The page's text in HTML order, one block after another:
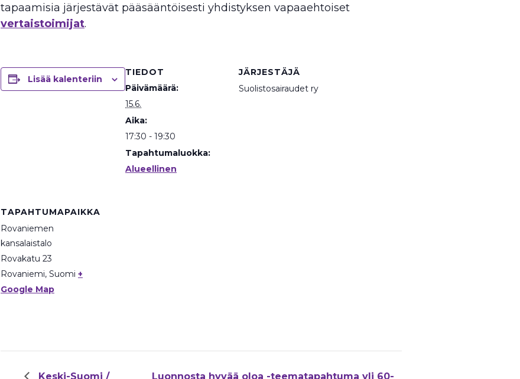
tapaamisia järjestävät pääsääntöisesti yhdistyksen vapaaehtoiset
vertaistoimijat.
Lisää kalenteriin
TIEDOT
Päivämäärä:
15.6.
Aika:
17:30 - 19:30
Tapahtumaluokka:
Alueellinen
JÄRJESTÄJÄ
Suolistosairaudet ry
TAPAHTUMAPAIKKA
Rovaniemen
kansalaistalo
Rovakatu 23
Rovaniemi, Suomi +
Google Map
Keski-Suomi / Luonnosta hyvää oloa -teematapahtuma yli 60-